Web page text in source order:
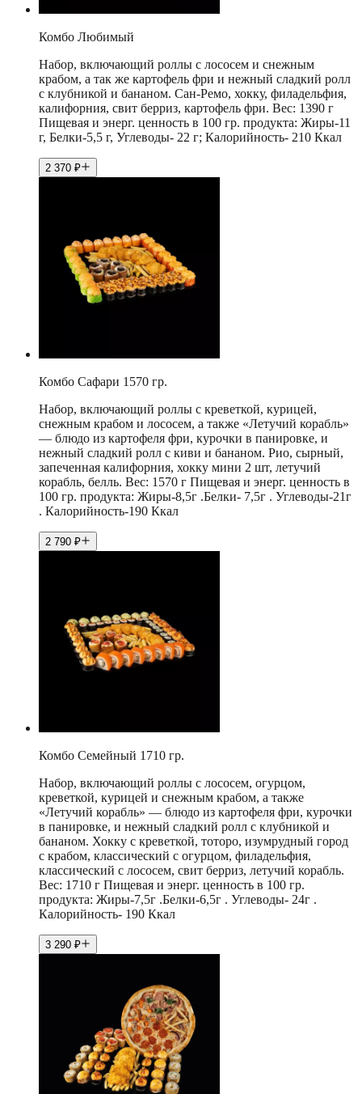
Комбо Любимый
Набор, включающий роллы с лососем и снежным
крабом, а так же картофель фри и нежный сладкий ролл
с клубникой и бананом. Сан-Ремо, хокку, филадельфия,
калифорния, свит берриз, картофель фри. Вес: 1390 г
Пищевая и энерг. ценность в 100 гр. продукта: Жиры-11
г, Белки-5,5 г, Углеводы- 22 г; Калорийность- 210 Ккал
2 370 ₽
Комбо Сафари 1570 гр.
Набор, включающий роллы с креветкой, курицей,
снежным крабом и лососем, а также «Летучий корабль»
— блюдо из картофеля фри, курочки в панировке, и
нежный сладкий ролл с киви и бананом. Рио, сырный,
запеченная калифорния, хокку мини 2 шт, летучий
корабль, белль. Вес: 1570 г Пищевая и энерг. ценность в
100 гр. продукта: Жиры-8,5г .Белки- 7,5г . Углеводы-21г
. Калорийность-190 Ккал
2 790 ₽
Комбо Семейный 1710 гр.
Набор, включающий роллы с лососем, огурцом,
креветкой, курицей и снежным крабом, а также
«Летучий корабль» — блюдо из картофеля фри, курочки
в панировке, и нежный сладкий ролл с клубникой и
бананом. Хокку с креветкой, тоторо, изумрудный город
с крабом, классический с огурцом, филадельфия,
классический с лососем, свит берриз, летучий корабль.
Вес: 1710 г Пищевая и энерг. ценность в 100 гр.
продукта: Жиры-7,5г .Белки-6,5г . Углеводы- 24г .
Калорийность- 190 Ккал
3 290 ₽